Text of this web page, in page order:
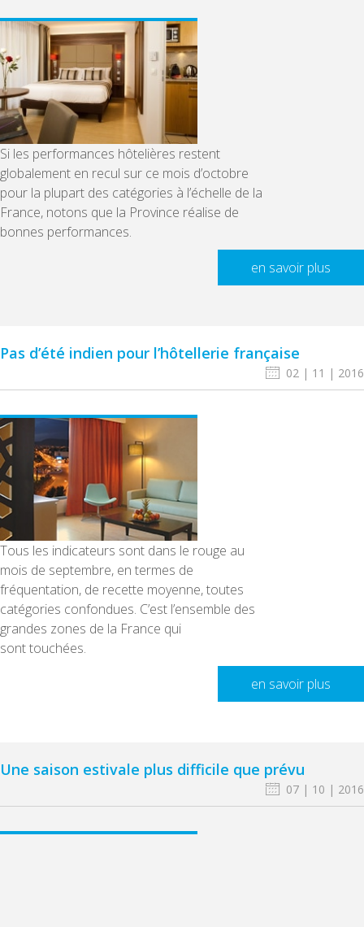
Si les performances hôtelières restent
globalement en recul sur ce mois d’octobre
pour la plupart des catégories à l’échelle de la
France, notons que la Province réalise de
bonnes performances.
en savoir plus
Pas d’été indien pour l’hôtellerie française
02 | 11 | 2016
Tous les indicateurs sont dans le rouge au
mois de septembre, en termes de
fréquentation, de recette moyenne, toutes
catégories confondues. C’est l’ensemble des
grandes zones de la France qui
sont touchées.
en savoir plus
Une saison estivale plus difficile que prévu
07 | 10 | 2016